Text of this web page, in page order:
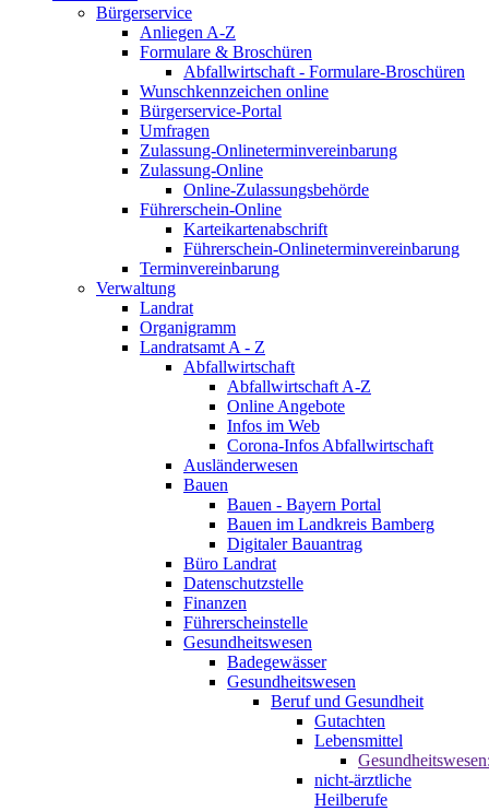
Bürgerservice
Anliegen A-Z
Formulare & Broschüren
Abfallwirtschaft - Formulare-Broschüren
Wunschkennzeichen online
Bürgerservice-Portal
Umfragen
Zulassung-Onlineterminvereinbarung
Zulassung-Online
Online-Zulassungsbehörde
Führerschein-Online
Karteikartenabschrift
Führerschein-Onlineterminvereinbarung
Terminvereinbarung
Verwaltung
Landrat
Organigramm
Landratsamt A - Z
Abfallwirtschaft
Abfallwirtschaft A-Z
Online Angebote
Infos im Web
Corona-Infos Abfallwirtschaft
Ausländerwesen
Bauen
Bauen - Bayern Portal
Bauen im Landkreis Bamberg
Digitaler Bauantrag
Büro Landrat
Datenschutzstelle
Finanzen
Führerscheinstelle
Gesundheitswesen
Badegewässer
Gesundheitswesen
Beruf und Gesundheit
Gutachten
Lebensmittel
nicht-ärztliche
Heilberufe